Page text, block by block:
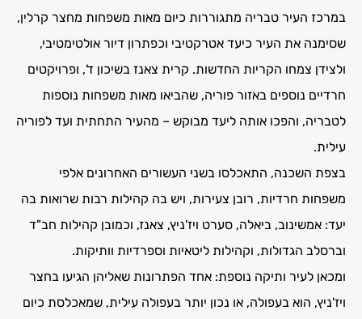
במרכז העיר טבריה מתגוררות כיום מאות משפחות מחצר קרלין,
שסימנה את העיר כיעד אטרקטיבי וכפתרון דיור אולטימטיבי,
ולצידן צמחו הקריות החדשות. קרית צאנז בשיכון ד', ופרויקטים
חרדיים נוספים באזור פוריה, שהביאו מאות משפחות נוספות
לטבריה, והפכו אותה ליעד מבוקש – מהעיר התחתית ועד לפוריה
עילית.
בצפת השכנה, התאכלסו בשני העשורים האחרונים אלפי
משפחות חרדיות, רובן צעירות, ויש בה קהילות רבות שרואות בה
יעד: אמשינוב, ביאלה, סערט ויז'ניץ, צאנז, וכמובן קהילות חב"ד
וברסלב הגדולות, וקהילות ליטאיות וספרדיות וותיקות.
ומכאן לעיר ותיקה נוספת: אחד הפתרונות שאליהן הגיעו בחצר
ויז'ניץ, הוא בעפולה, או נכון יותר בעפולה עילית, שמאכלסת כיום